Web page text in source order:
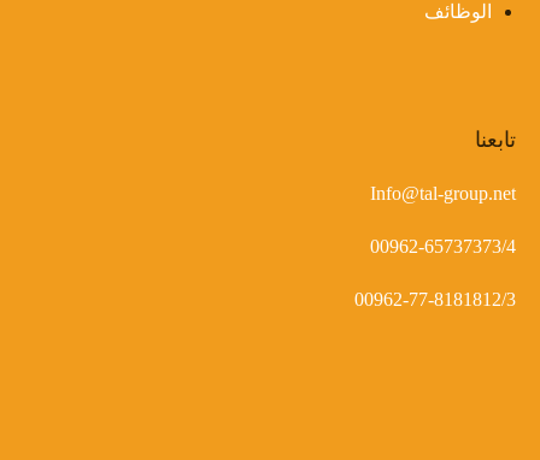
الوظائف
تابعنا
Info@tal-group.net
00962-65737373/4
00962-77-8181812/3